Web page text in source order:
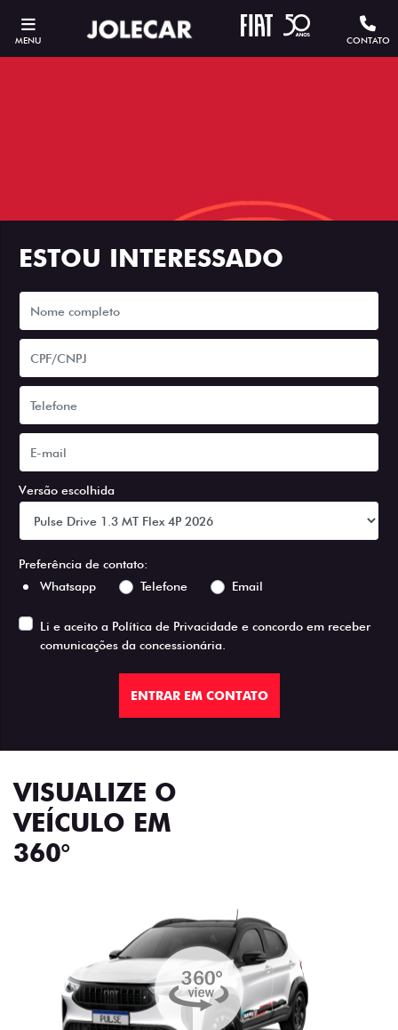
MENU CONTATO
ESTOU INTERESSADO
Versão escolhida
Preferência de contato:
Whatsapp
Telefone Email
Li e aceito a Política de Privacidade e concordo em receber
comunicações da concessionária.
ENTRAR EM CONTATO
VISUALIZE O
VEÍCULO EM
360°